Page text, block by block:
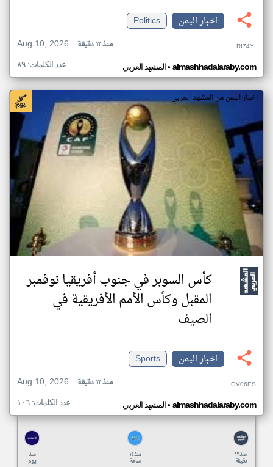
اخبار اليمن
Politics
Aug 10, 2026
منذ ١٢ دقيقة RI74YI
المشهد العربي• almashhadalaraby.com عدد الكلمات: ٨٩
اخبار اليمن من المشهد العربي
كأس السوبر في جنوب أفريقيا نوفمبر
المقبل وكأس الأمم الأفريقية في
الصيف
اخبار اليمن
Sports
Aug 10, 2026
منذ ١٢ دقيقة OV06ES
المشهد العربي• almashhadalaraby.com عدد الكلمات: ١٠٦
منذ
يوم
منذ ١٤
ساعة
منذ ١٢
دقيقة